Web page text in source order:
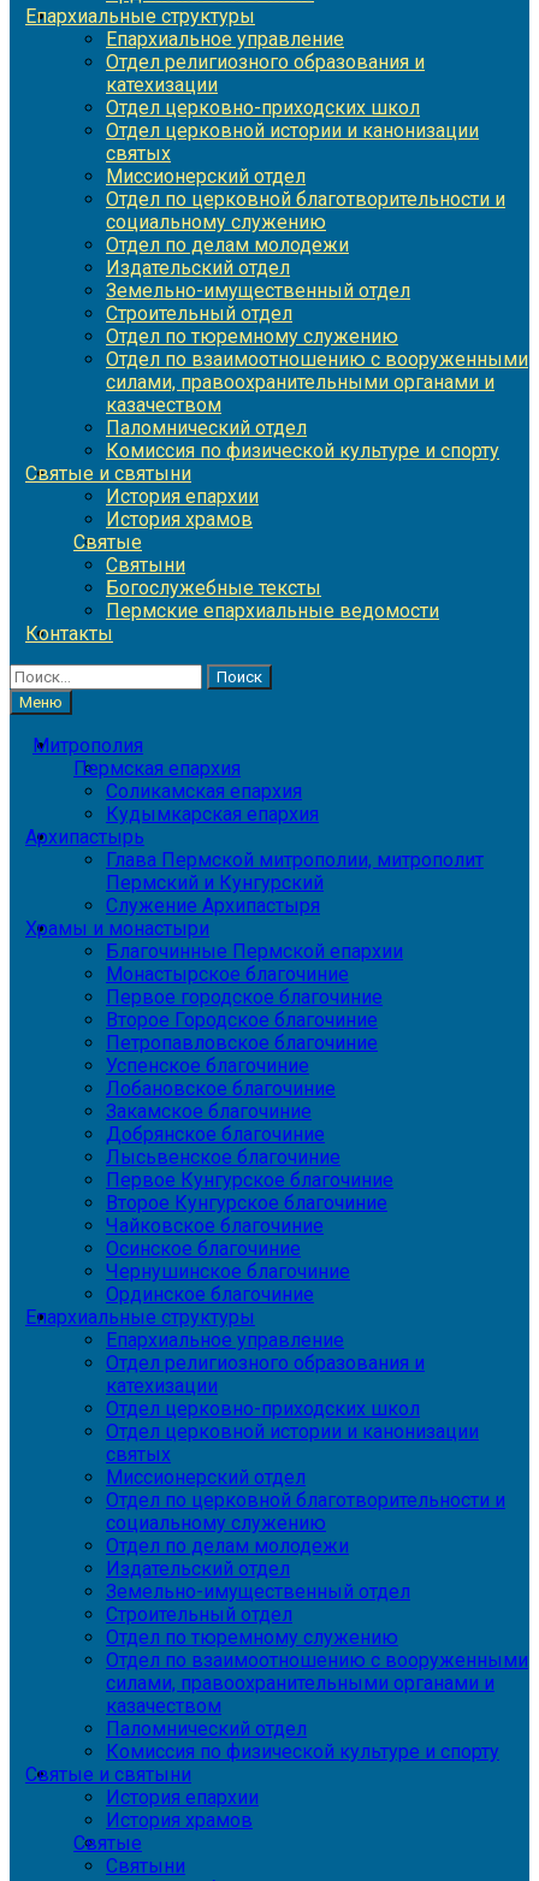
Епархиальные структуры
Епархиальное управление
Отдел религиозного образования и
катехизации
Отдел церковно-приходских школ
Отдел церковной истории и канонизации
святых
Миссионерский отдел
Отдел по церковной благотворительности и
социальному служению
Отдел по делам молодежи
Издательский отдел
Земельно-имущественный отдел
Строительный отдел
Отдел по тюремному служению
Отдел по взаимоотношению с вооруженными
силами, правоохранительными органами и
казачеством
Паломнический отдел
Комиссия по физической культуре и спорту
Святые и святыни
История епархии
История храмов
Святые
Святыни
Богослужебные тексты
Пермские епархиальные ведомости
Контакты
Найти:
Меню
Митрополия
Пермская епархия
Соликамская епархия
Кудымкарская епархия
Архипастырь
Глава Пермской митрополии, митрополит
Пермский и Кунгурский
Служение Архипастыря
Храмы и монастыри
Благочинные Пермской епархии
Монастырское благочиние
Первое городское благочиние
Второе Городское благочиние
Петропавловское благочиние
Успенское благочиние
Лобановское благочиние
Закамское благочиние
Добрянское благочиние
Лысьвенское благочиние
Первое Кунгурское благочиние
Второе Кунгурское благочиние
Чайковское благочиние
Осинское благочиние
Чернушинское благочиние
Ординское благочиние
Епархиальные структуры
Епархиальное управление
Отдел религиозного образования и
катехизации
Отдел церковно-приходских школ
Отдел церковной истории и канонизации
святых
Миссионерский отдел
Отдел по церковной благотворительности и
социальному служению
Отдел по делам молодежи
Издательский отдел
Земельно-имущественный отдел
Строительный отдел
Отдел по тюремному служению
Отдел по взаимоотношению с вооруженными
силами, правоохранительными органами и
казачеством
Паломнический отдел
Комиссия по физической культуре и спорту
Святые и святыни
История епархии
История храмов
Святые
Святыни